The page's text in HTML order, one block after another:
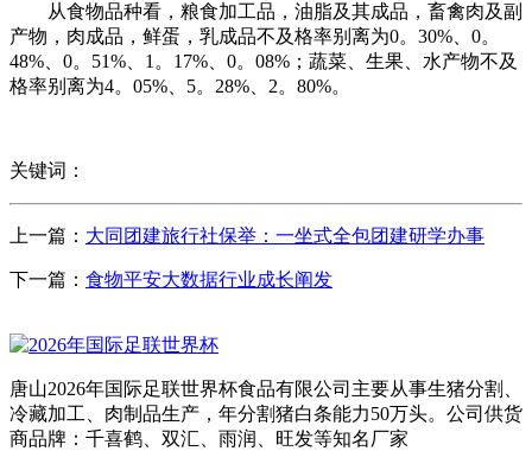
从食物品种看，粮食加工品，油脂及其成品，畜禽肉及副
产物，肉成品，鲜蛋，乳成品不及格率别离为0。30%、0。
48%、0。51%、1。17%、0。08%；蔬菜、生果、水产物不及
格率别离为4。05%、5。28%、2。80%。
关键词：
上一篇： 大同团建旅行社保举：一坐式全包团建研学办事
下一篇： 食物平安大数据行业成长阐发
唐山2026年国际足联世界杯食品有限公司主要从事生猪分割、
冷藏加工、肉制品生产，年分割猪白条能力50万头。公司供货
商品牌：千喜鹤、双汇、雨润、旺发等知名厂家